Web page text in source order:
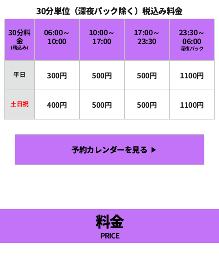
30分単位（深夜パック除く）税込み料金
30分料
金
(税込み)
06:00～
10:00
10:00～
17:00
17:00～
23:30
23:30～
06:00
深夜パック
平日 300円 500円 500円 1100円
土日祝 400円 500円 500円 1100円
予約カレンダーを見る
料金
PRICE